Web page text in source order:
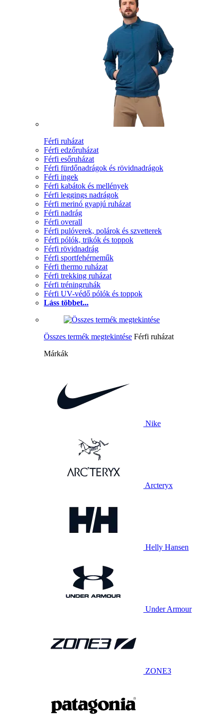
Férfi ruházat
Férfi edzőruházat
Férfi esőruházat
Férfi fürdőnadrágok és rövidnadrágok
Férfi ingek
Férfi kabátok és mellények
Férfi leggings nadrágok
Férfi merinó gyapjú ruházat
Férfi nadrág
Férfi overall
Férfi pulóverek, polárok és szvetterek
Férfi pólók, trikók és toppok
Férfi rövidnadrág
Férfi sportfehérneműk
Férfi thermo ruházat
Férfi trekking ruházat
Férfi tréningruhák
Férfi UV-védő pólók és toppok
Láss többet...
Összes termék megtekintése Férfi ruházat
Márkák
Nike
Arcteryx
Helly Hansen
Under Armour
ZONE3